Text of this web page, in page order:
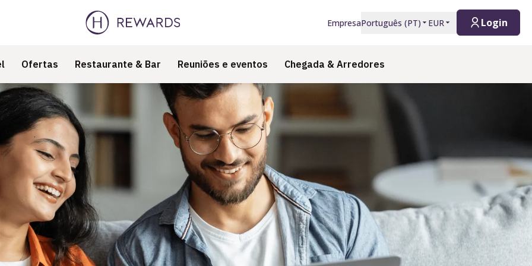
EmpresaPortuguês (PT) EUR Login
Ofertas Restaurante & Bar Reuniões e eventos Chegada & Arredores